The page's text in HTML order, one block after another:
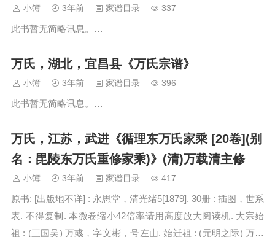
小簿 3年前 家谱目录 337
此书暂无简略讯息。…
万氏，湖北，宜昌县《万氏宗谱》
小簿 3年前 家谱目录 396
此书暂无简略讯息。…
万氏，江苏，武进《循理东万氏家乘 [20卷](别
名：毘陵东万氏重修家乘)》(清)万载清主修
小簿 3年前 家谱目录 417
原书: [出版地不详] : 永思堂，清光绪5[1879]. 30册 : 插图，世系
表. 不得复制. 本微卷缩小42倍率请用高度放大阅读机. 大宗始
祖 : (三国吴) 万彧，字文彬，号左山. 始迁祖 : (元明之际) 万福